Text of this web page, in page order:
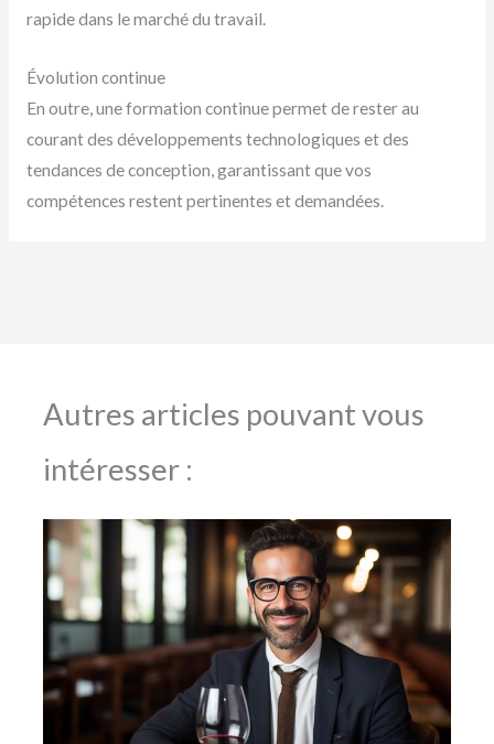
rapide dans le marché du travail.
Évolution continue
En outre, une formation continue permet de rester au
courant des développements technologiques et des
tendances de conception, garantissant que vos
compétences restent pertinentes et demandées.
Autres articles pouvant vous
intéresser :